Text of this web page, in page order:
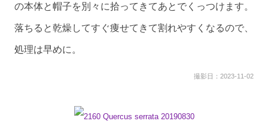
の本体と帽子を別々に拾ってきてあとでくっつけます。
落ちると乾燥してすぐ痩せてきて割れやすくなるので、
処理は早めに。
撮影日：2023-11-02